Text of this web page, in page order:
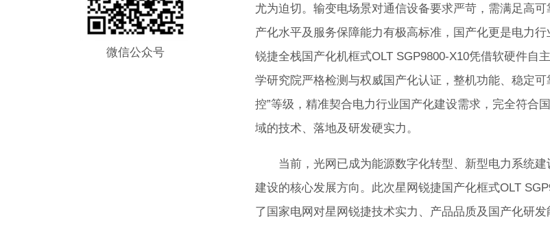
微信公众号
尤为迫切。输变电场景对通信设备要求严苛，需满足高
产化水平及服务保障能力有极高标准，国产化更是电力
锐捷全栈国产化机框式OLT SGP9800-X10凭借软硬件
学研究院严格检测与权威国产化认证，整机功能、稳定
控”等级，精准契合电力行业国产化建设需求，完全符合
域的技术、落地及研发硬实力。
当前，光网已成为能源数字化转型、新型电力系统建
建设的核心发展方向。此次星网锐捷国产化框式OLT
了国家电网对星网锐捷技术实力、产品品质及国产化研发